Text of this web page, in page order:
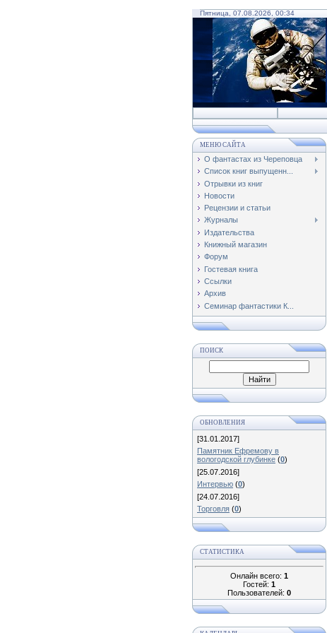
Пятница, 07.08.2026, 00:34
МЕНЮ САЙТА
О фантастах из Череповца
Список книг выпущенн...
Отрывки из книг
Новости
Рецензии и статьи
Журналы
Издательства
Книжный магазин
Форум
Гостевая книга
Ссылки
Архив
Семинар фантастики К...
ПОИСК
ОБНОВЛЕНИЯ
[31.01.2017]
Памятник Ефремову в
вологодской глубинке (0)
[25.07.2016]
Интервью (0)
[24.07.2016]
Торговля (0)
СТАТИСТИКА
Онлайн всего: 1
Гостей: 1
Пользователей: 0